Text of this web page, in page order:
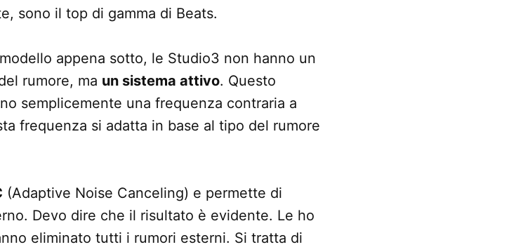
sono il top di gamma di Beats.
appena sotto, le Studio3 non hanno un
rumore, ma un sistema attivo. Questo
semplicemente una frequenza contraria a
frequenza si adatta in base al tipo del rumore
(Adaptive Noise Canceling) e permette di
Devo dire che il risultato è evidente. Le ho
eliminato tutti i rumori esterni. Si tratta di